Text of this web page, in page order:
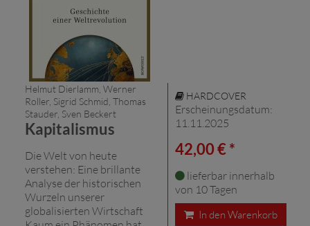
Helmut Dierlamm, Werner
Roller, Sigrid Schmid, Thomas
Stauder, Sven Beckert
Kapitalismus
Die Welt von heute
verstehen: Eine brillante
Analyse der historischen
Wurzeln unserer
globalisierten Wirtschaft
HARDCOVER
Erscheinungsdatum:
11.11.2025
42,00 € *
lieferbar innerhalb
von 10 Tagen
In den Warenkorb